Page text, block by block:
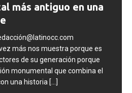
más antiguo en una
más nos muestra porque es
de su generación porque
monumental que combina el
una historia [...]